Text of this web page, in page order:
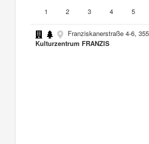
1
2 3 4 5
Franziskanerstraße 4-6,
Kulturzentrum FRANZIS